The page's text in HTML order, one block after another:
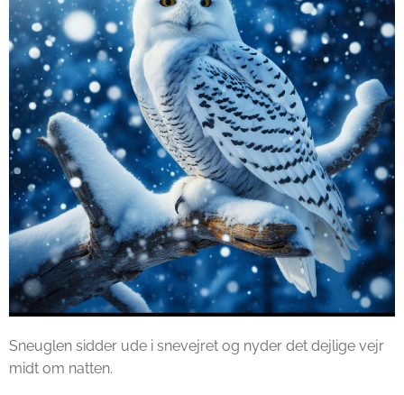
Sneuglen sidder ude i snevejret og nyder det dejlige vejr
midt om natten.